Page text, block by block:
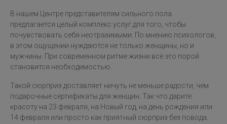
В нашем Центре представителям сильного пола
предлагается целый комплекс услуг для того, чтобы
почувствовать себя неотразимыми. По мнению психологов,
в этом ощущении нуждаются не только женщины, но и
мужчины. При современном ритме жизни всё это порой
становится необходимостью.
Такой сюрприз доставляет ничуть не меньше радости, чем
подарочные сертификаты для женщин. Так что дарите
красоту на 23 февраля, на Новый год, на день рождения или
14 февраля или просто как приятный сюрприз без повода.